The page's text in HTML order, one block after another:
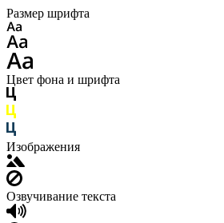
Размер шрифта
Цвет фона и шрифта
Изображения
Озвучивание текста